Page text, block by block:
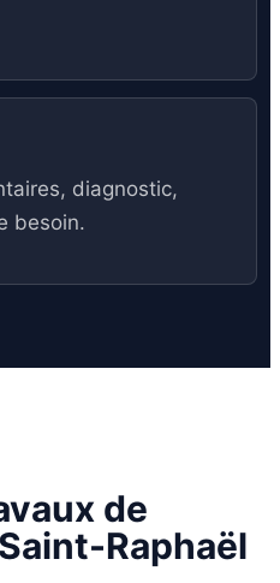
diagnostic,
besoin.
de
Raphaël